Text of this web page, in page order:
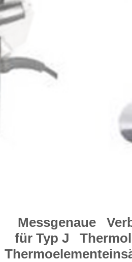
Messgenaue
für Typ J